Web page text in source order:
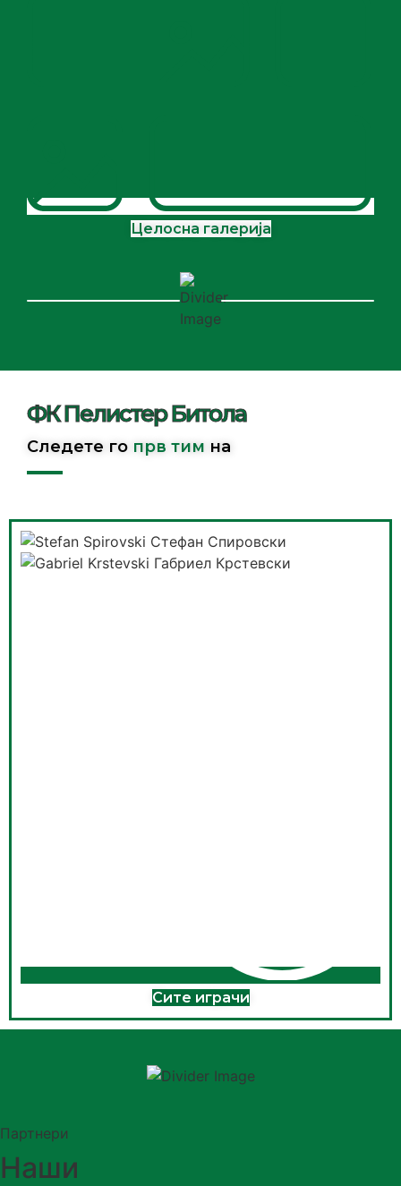
Целосна галерија
ФК Пелистер Битола
Следете го прв тим на
Сите играчи
Партнери
Наши